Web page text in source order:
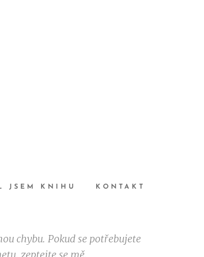
JSEM KNIHU KONTAKT
chybu. Pokud se potřebujete